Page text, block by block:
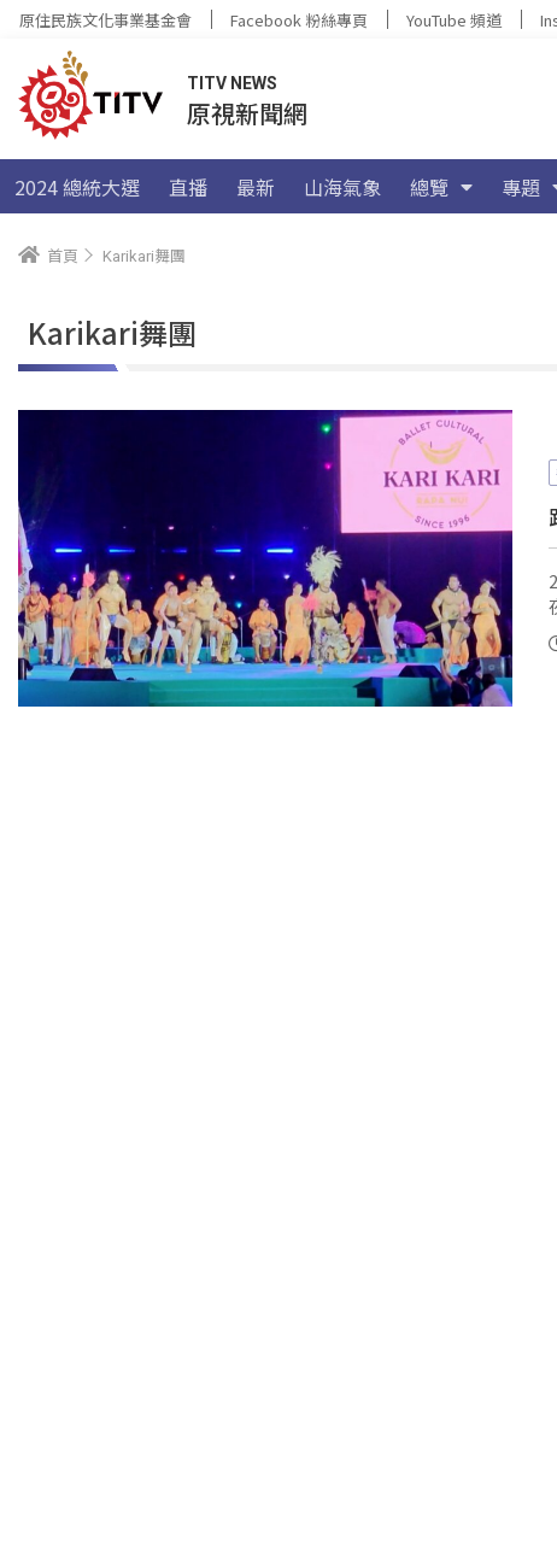
原住民族文化事業基金會 Facebook 粉絲專頁 YouTube 頻道
TITV NEWS
原視新聞網
2024 總統大選 直播 最新 山海氣象 總覽 專題
首頁 Karikari舞團
Karikari舞團